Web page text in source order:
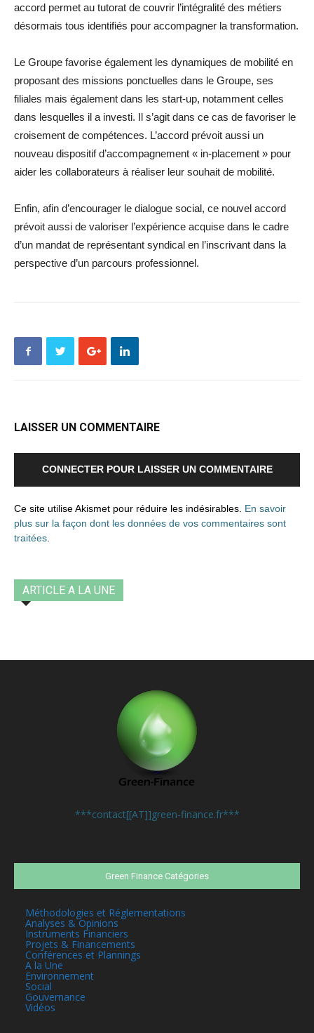
accord permet au tutorat de couvrir l’intégralité des métiers
désormais tous identifiés pour accompagner la transformation.
Le Groupe favorise également les dynamiques de mobilité en
proposant des missions ponctuelles dans le Groupe, ses
filiales mais également dans les start-up, notamment celles
dans lesquelles il a investi. Il s’agit dans ce cas de favoriser le
croisement de compétences. L’accord prévoit aussi un
nouveau dispositif d’accompagnement « in-placement » pour
aider les collaborateurs à réaliser leur souhait de mobilité.
Enfin, afin d’encourager le dialogue social, ce nouvel accord
prévoit aussi de valoriser l’expérience acquise dans le cadre
d’un mandat de représentant syndical en l’inscrivant dans la
perspective d’un parcours professionnel.
LAISSER UN COMMENTAIRE
CONNECTER POUR LAISSER UN COMMENTAIRE
Ce site utilise Akismet pour réduire les indésirables. En savoir
plus sur la façon dont les données de vos commentaires sont
traitées
ARTICLE A LA UNE
***contact[[AT]]green-finance.fr***
Green Finance Catégories
Méthodologies et Réglementations
Analyses & Opinions
Instruments Financiers
Projets & Financements
Conférences et Plannings
A la Une
Environnement
Social
Gouvernance
Vidéos